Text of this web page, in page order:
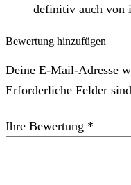
definitiv auch von
Bewertung hinzufügen
Deine E-Mail-Adresse
Erforderliche Felder
Ihre Bewertung *